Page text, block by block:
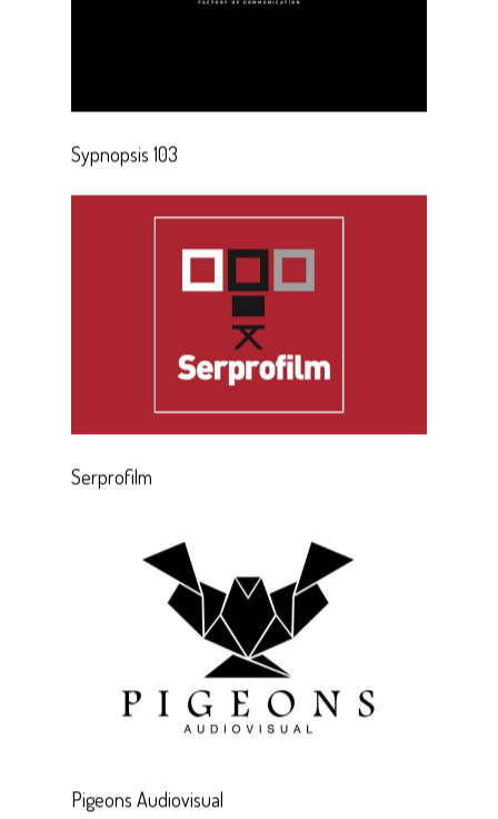
Sypnopsis 103
Serprofilm
Pigeons Audiovisual